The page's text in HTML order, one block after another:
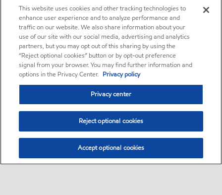
This website uses cookies and other tracking technologies to
enhance user experience and to analyze performance and
traffic on our website. We also share information about your
use of our site with our social media, advertising and analytics
partners, but you may opt out of this sharing by using the
“Reject optional cookies” button or by opt-out preference
signal from your browser. You may find further information and
options in the Privacy Center. Privacy policy
Privacy center
Reject optional cookies
Accept optional cookies